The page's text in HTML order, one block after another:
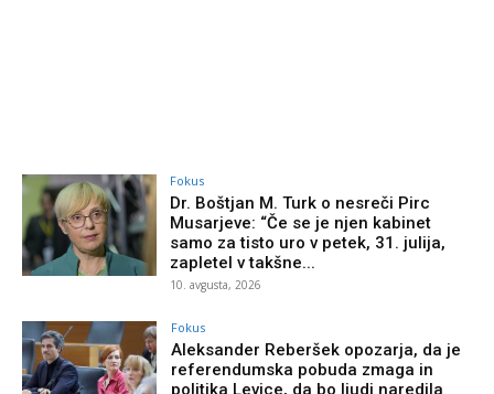
Fokus
Dr. Boštjan M. Turk o nesreči Pirc
Musarjeve: “Če se je njen kabinet
samo za tisto uro v petek, 31. julija,
zapletel v takšne...
10. avgusta, 2026
Fokus
Aleksander Reberšek opozarja, da je
referendumska pobuda zmaga in
politika Levice, da bo ljudi naredila